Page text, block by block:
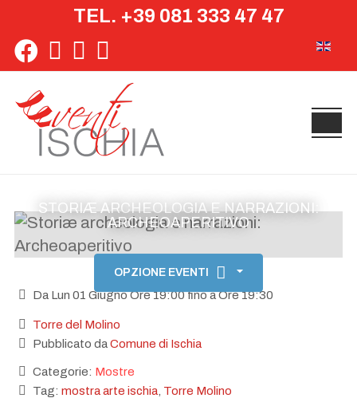
TEL. +39 081 333 47 47
STORIÆ ARCHEOLOGIA E NARRAZIONI:
ARCHEOAPERITIVO
OPZIONE EVENTI
Da Lun 01 Giugno Ore 19:00 fino a Ore 19:30
Torre del Molino
Pubblicato daComune di Ischia
Categorie: Mostre
Tag: mostra arte ischia Torre Molino